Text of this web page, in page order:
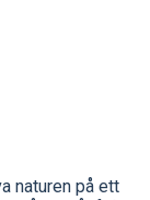
naturen på ett